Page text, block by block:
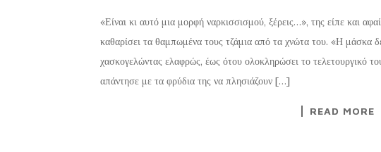
«Είναι κι αυτό μια μορφή ναρκισσισμού, ξέρεις…», της είπε και
καθαρίσει τα θαμπωμένα τους τζάμια από τα χνώτα του. «Η μάσκα
χασκογελώντας ελαφρώς, έως ότου ολοκληρώσει το τελετουργικό
απάντησε με τα φρύδια της να πλησιάζουν […]
READ MORE